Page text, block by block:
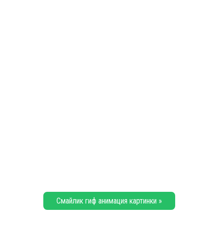
Смайлик гиф анимация картинки »